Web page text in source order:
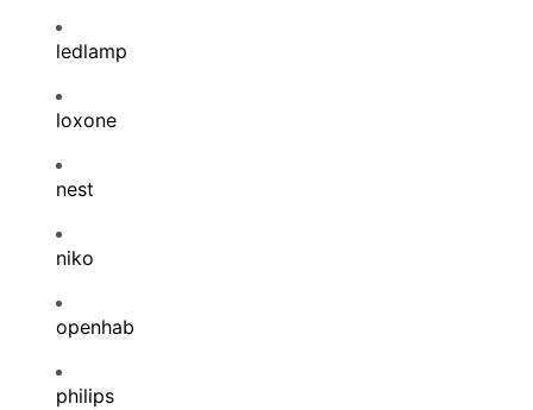
ledlamp
loxone
nest
niko
openhab
philips